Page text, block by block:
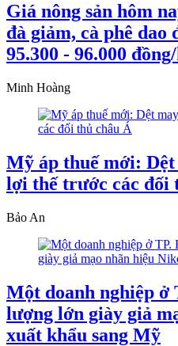
Giá nông sản hôm
đà giảm, cà phê dao
95.300 - 96.000
Minh Hoàng
Mỹ áp thuế mới:
lợi thế trước các đối
Bảo An
Một doanh nghiệp ở
lượng lớn giày giả
xuất khẩu sang Mỹ